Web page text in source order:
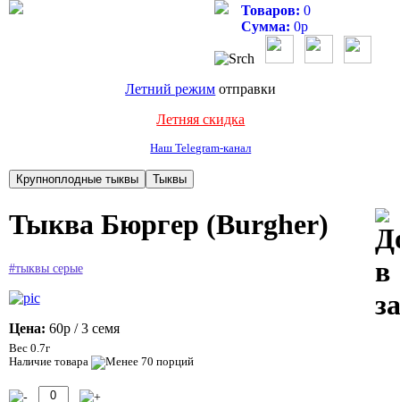
Товаров: 0
Сумма: 0р
Летний режим отправки
Летняя скидка
Наш Telegram-канал
Тыква Бюргер (Burgher)
#тыквы серые
Цена: 60р / 3 семя
Вес 0.7г
Наличие товара